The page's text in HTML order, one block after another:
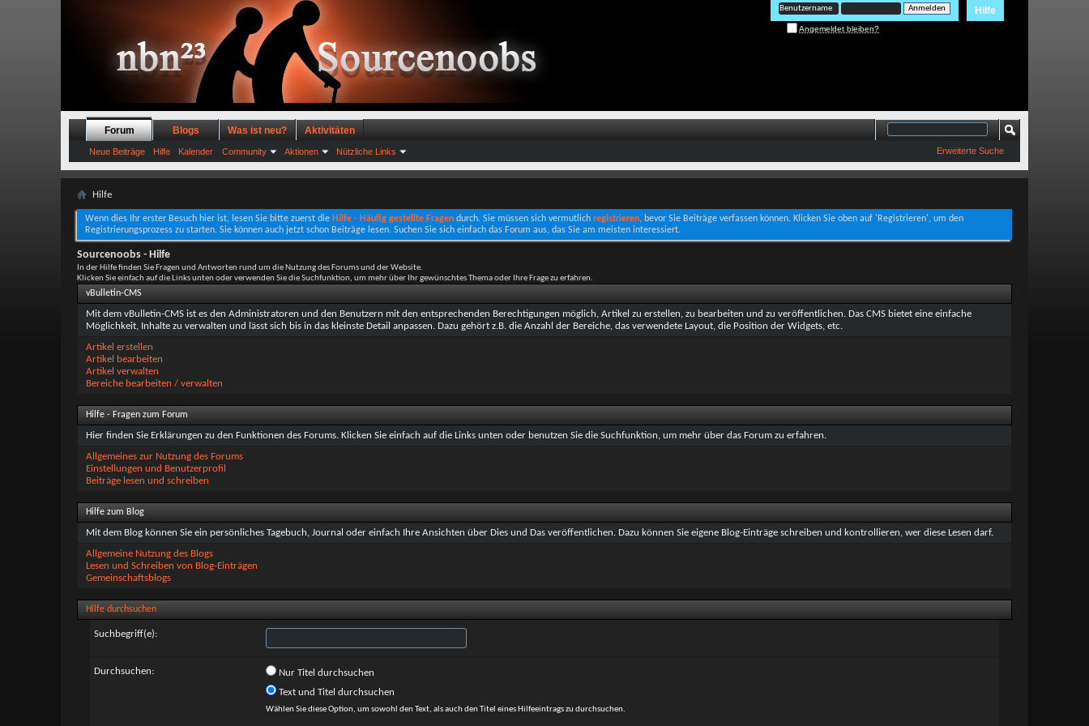
Hilfe
Angemeldet bleiben?
Forum
Neue Beiträge Hilfe Kalender Community Aktionen Nützliche Links
Blogs Was ist neu? Aktivitäten
Erweiterte Suche
Hilfe
Wenn dies Ihr erster Besuch hier ist, lesen Sie bitte zuerst die Hilfe - Häufig gestellte Fragen durch. Sie müssen sich vermutlich registrieren, bevor Sie Beiträge verfassen können. Klicken Sie oben auf 'Registrieren', um den
Registrierungsprozess zu starten. Sie können auch jetzt schon Beiträge lesen. Suchen Sie sich einfach das Forum aus, das Sie am meisten interessiert.
Sourcenoobs - Hilfe
In der Hilfe finden Sie Fragen und Antworten rund um die Nutzung des Forums und der Website.
Klicken Sie einfach auf die Links unten oder verwenden Sie die Suchfunktion, um mehr über Ihr gewünschtes Thema oder Ihre Frage zu erfahren.
vBulletin-CMS
Mit dem vBulletin-CMS ist es den Administratoren und den Benutzern mit den entsprechenden Berechtigungen möglich, Artikel zu erstellen, zu bearbeiten und zu veröffentlichen. Das CMS bietet eine einfache
Möglichkeit, Inhalte zu verwalten und lässt sich bis in das kleinste Detail anpassen. Dazu gehört z.B. die Anzahl der Bereiche, das verwendete Layout, die Position der Widgets, etc.
Artikel erstellen
Artikel bearbeiten
Artikel verwalten
Bereiche bearbeiten / verwalten
Hilfe - Fragen zum Forum
Hier finden Sie Erklärungen zu den Funktionen des Forums. Klicken Sie einfach auf die Links unten oder benutzen Sie die Suchfunktion, um mehr über das Forum zu erfahren.
Allgemeines zur Nutzung des Forums
Einstellungen und Benutzerprofil
Beiträge lesen und schreiben
Hilfe zum Blog
Mit dem Blog können Sie ein persönliches Tagebuch, Journal oder einfach Ihre Ansichten über Dies und Das veröffentlichen. Dazu können Sie eigene Blog-Einträge schreiben und kontrollieren, wer diese Lesen darf.
Allgemeine Nutzung des Blogs
Lesen und Schreiben von Blog-Einträgen
Gemeinschaftsblogs
Hilfe durchsuchen
Suchbegriff(e):
Durchsuchen:
Nur Titel durchsuchen
Text und Titel durchsuchen
Wählen Sie diese Option, um sowohl den Text, als auch den Titel eines Hilfeeintrags zu durchsuchen.